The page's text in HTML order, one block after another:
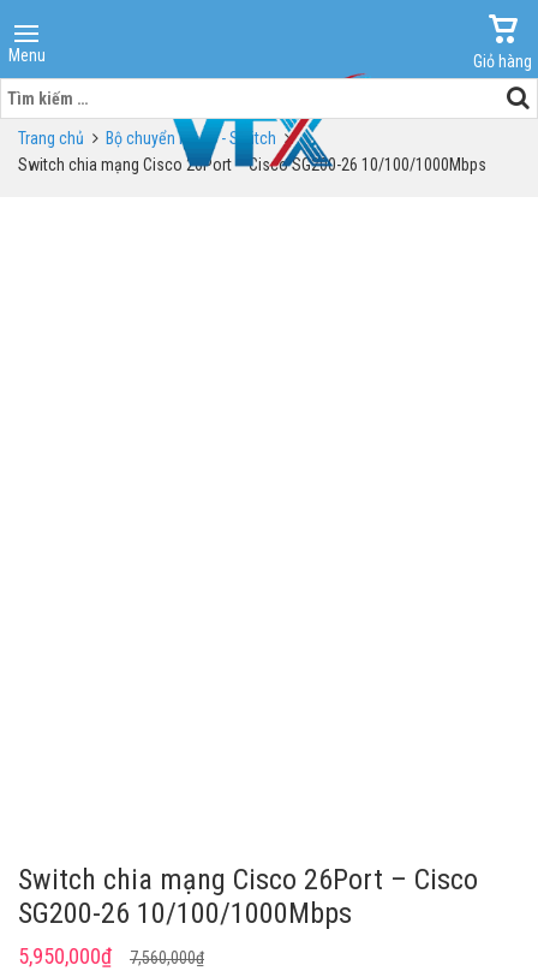
Menu
Giỏ hàng
Tìm
kiếm
cho:Trang chủ
Bộ chuyển mạch - Switch
Switch chia mạng Cisco 26Port – Cisco SG200-26 10/100/1000Mbps
Switch chia mạng Cisco 26Port – Cisco
SG200-26 10/100/1000Mbps
7,560,000₫Giá
5,950,000₫
Giá